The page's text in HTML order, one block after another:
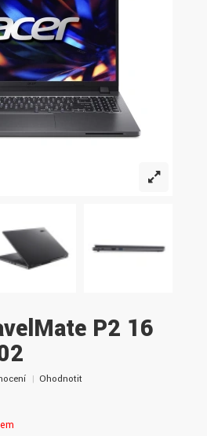
P2 16
Ohodnotit